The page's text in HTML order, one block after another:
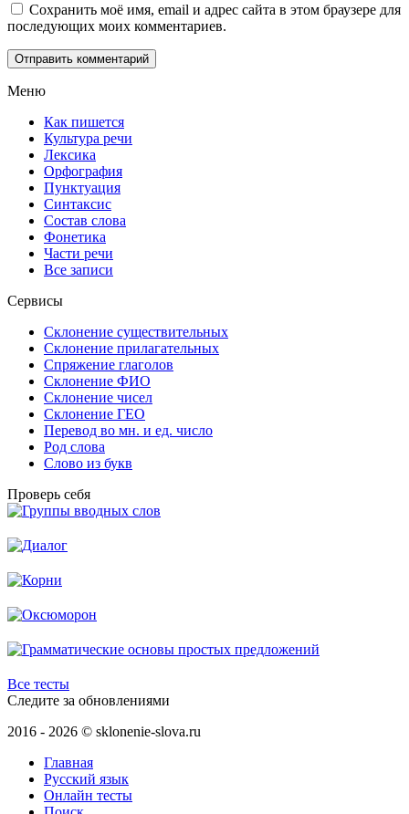
Сохранить моё имя, email и адрес сайта в этом браузере для
последующих моих комментариев.
Меню
Как пишется
Культура речи
Лексика
Орфография
Пунктуация
Синтаксис
Состав слова
Фонетика
Части речи
Все записи
Сервисы
Склонение существительных
Склонение прилагательных
Спряжение глаголов
Склонение ФИО
Склонение чисел
Склонение ГЕО
Перевод во мн. и ед. число
Род слова
Слово из букв
Проверь себя
Все тесты
Следите за обновлениями
2016 - 2026 © sklonenie-slova.ru
Главная
Русский язык
Онлайн тесты